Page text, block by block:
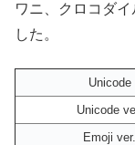
ワニ、クロコダ
した。
Unicode
Unicode
Emoji ver.